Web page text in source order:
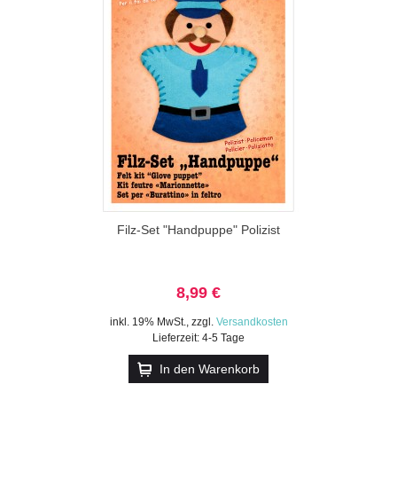
Filz-Set "Handpuppe" Polizist
8,99 €
inkl. 19% MwSt., zzgl. Versandkosten
Lieferzeit: 4-5 Tage
In den Warenkorb